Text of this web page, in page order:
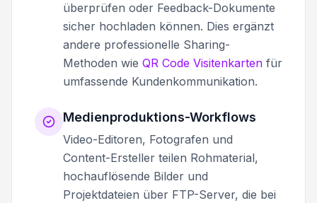
überprüfen oder Feedback-Dokumente
sicher hochladen können. Dies ergänzt
andere professionelle Sharing-
Methoden wie QR Code Visitenkarten für
umfassende Kundenkommunikation.
Medienproduktions-Workflows
Video-Editoren, Fotografen und
Content-Ersteller teilen Rohmaterial,
hochauflösende Bilder und
Projektdateien über FTP-Server, die bei